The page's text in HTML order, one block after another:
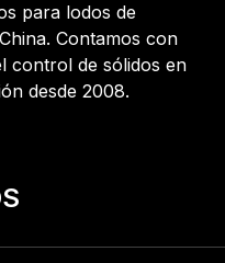
para lodos de
Contamos con
control de sólidos en
desde 2008.